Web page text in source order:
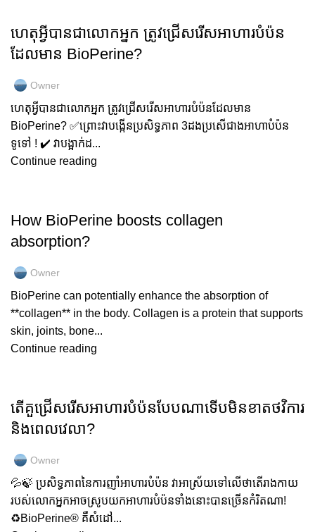
ហេតុអ្វីបានជាលោកអ្នក ត្រូវជ្រើសរើសអាហារបំប៉ន
ដែលមាន BioPerine?
Owner
ហេតុអ្វីបានជាលោកអ្នក ត្រូវជ្រើសរើសអាហារបំប៉នដែលមាន
BioPerine? ✅️ព្រោះវាបង្កើនប្រសិទ្ធភាព 3ដងប្រសើជាងអាហាបំប៉ន
ទូទៅ ! ✔️ វាបង្អាក់ដ...
Continue reading
How BioPerine boosts collagen
absorption?
Owner
BioPerine can potentially enhance the absorption of
**collagen** in the body. Collagen is a protein that supports
skin, joints, bone...
Continue reading
តើគួជ្រើសរើសអាហារបំប៉នបែបណាទើបមិនខាតថវិការ
និងពេលវេលា?
Owner
💦🍃 ប្រសិទ្ធភាពនៃការញាំអាហារបំប៉ន វាអាស្រ័យទៅលើថាតើរាងកាយ
របស់លោកអ្នកអាចស្រូបយកអាហារបំប៉នទាំងនោះបានច្រើនកំរិតណា!
♻️BioPerine®️ គឺសំដៅ...